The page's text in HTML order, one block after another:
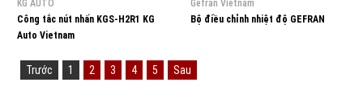
KG AUTO
Công tắc nút nhấn KGS-H2R1 KG
Auto Vietnam
Gefran Vietnam
Bộ điều chỉnh nhiệt độ GEFRAN
Trước 1 2 3 4 5 Sau